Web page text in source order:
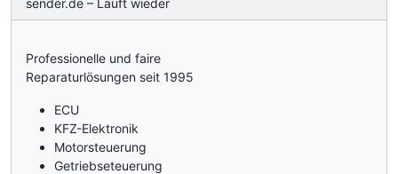
sender.de – Läuft wieder
Professionelle und faire
Reparaturlösungen seit 1995
ECU
KFZ-Elektronik
Motorsteuerung
Getriebseteuerung